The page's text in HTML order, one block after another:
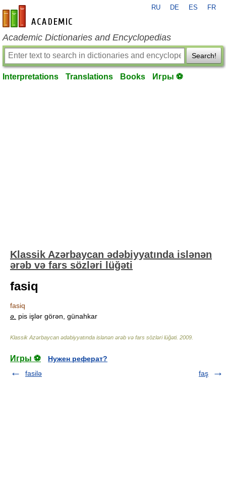
en-academic.com
RU DE ES FR
Academic Dictionaries and Encyclopedias
Search!
Interpretations Translations Books Игры ⚽
Klassik Azərbaycan ədəbiyyatında islənən
ərəb və fars sözləri lüğəti
fasiq
fasiq
ə. pis işlər görən, günahkar
Klassik Azərbaycan ədəbiyyatında islənən ərəb və fars sözləri lüğəti. 2009
Игры ⚽
Нужен реферат?
fasilə
faş